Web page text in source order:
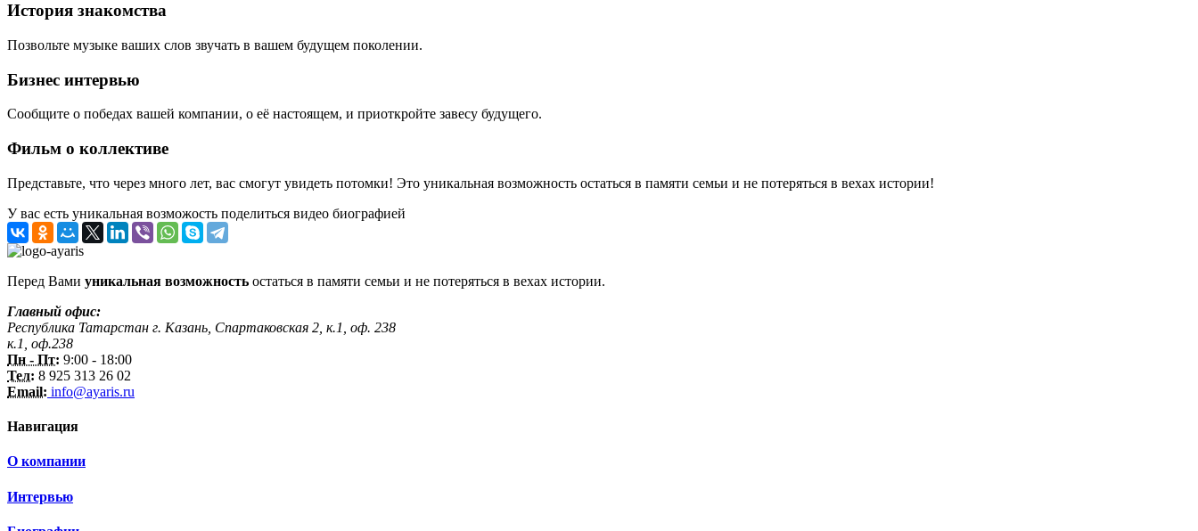
История знакомства
Позвольте музыке ваших слов звучать в вашем будущем поколении.
Бизнес интервью
Сообщите о победах вашей компании, о её настоящем, и приоткройте завесу будущего.
Фильм о коллективе
Представьте, что через много лет, вас смогут увидеть потомки! Это уникальная возможность остаться в памяти семьи и не потеряться в вехах истории!
У вас есть уникальная возможость поделиться видео биографией
Перед Вами уникальная возможность остаться в памяти семьи и не потеряться в вехах истории.
Главный офис:
Республика Татарстан г. Казань, Спартаковская 2, к.1, оф. 238
к.1, оф.238
Пн - Пт: 9:00 - 18:00
Тел: 8 925 313 26 02
Email: info@ayaris.ru
Навигация
О компании
Интервью